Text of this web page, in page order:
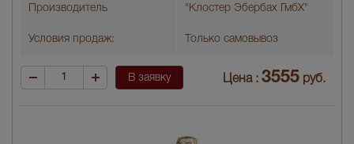
Производитель "Клостер Эбербах ГмбХ"
Условия продаж: Только самовывоз
В заявку Цена : 3555 руб.